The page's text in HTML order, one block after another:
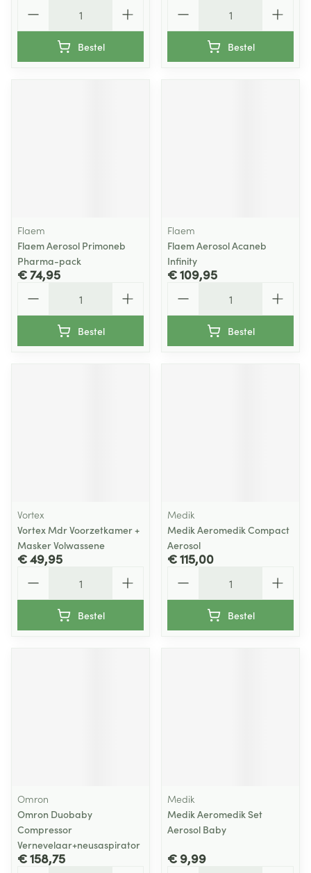
Bestel Bestel
Flaem
Flaem Aerosol Primoneb
Pharma-pack
€ 74,95
Bestel
Flaem
Flaem Aerosol Acaneb
Infinity
€ 109,95
Bestel
Vortex
Vortex Mdr Voorzetkamer +
Masker Volwassene
€ 49,95
Bestel
Medik
Medik Aeromedik Compact
Aerosol
€ 115,00
Bestel
Omron
Omron Duobaby
Compressor
Vernevelaar+neusaspirator
€ 158,75
Medik
Medik Aeromedik Set
Aerosol Baby
€ 9,99